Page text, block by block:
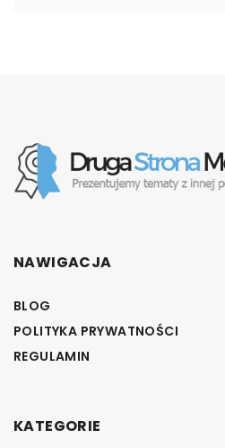
NAWIGACJA
BLOG
POLITYKA PRYWATNOŚCI
REGULAMIN
KATEGORIE